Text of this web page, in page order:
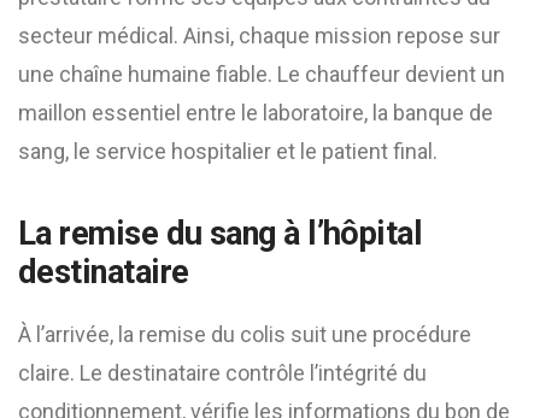
secteur médical. Ainsi, chaque mission repose sur
une chaîne humaine fiable. Le chauffeur devient un
maillon essentiel entre le laboratoire, la banque de
sang, le service hospitalier et le patient final.
La remise du sang à l’hôpital
destinataire
À l’arrivée, la remise du colis suit une procédure
claire. Le destinataire contrôle l’intégrité du
conditionnement, vérifie les informations du bon de